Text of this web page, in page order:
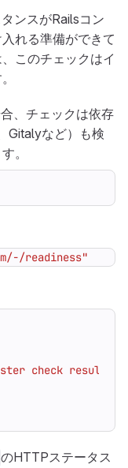
ンスがRailsコン
れる準備ができて
このチェックはイ
、チェックは依存
Gitalyなど）も検
。
readiness"
check result:
のHTTPステータス